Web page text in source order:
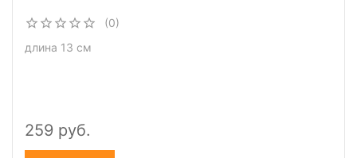
(0)
длина 13 см
259 руб.